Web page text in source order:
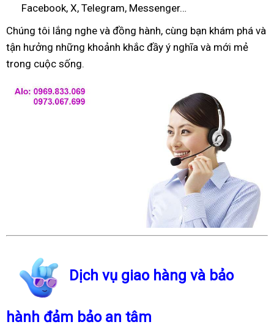
Facebook, X, Telegram, Messenger…
Chúng tôi lắng nghe và đồng hành, cùng bạn khám phá và
tận hưởng những khoảnh khắc đầy ý nghĩa và mới mẻ
trong cuộc sống.
Dịch vụ giao hàng và bảo
hành đảm bảo an tâm